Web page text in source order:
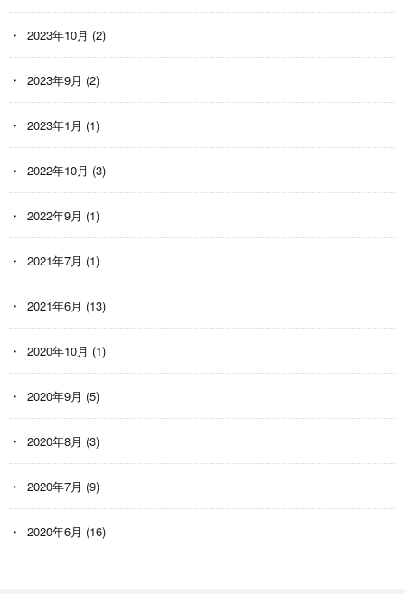
2023年10月 (2)
2023年9月 (2)
2023年1月 (1)
2022年10月 (3)
2022年9月 (1)
2021年7月 (1)
2021年6月 (13)
2020年10月 (1)
2020年9月 (5)
2020年8月 (3)
2020年7月 (9)
2020年6月 (16)